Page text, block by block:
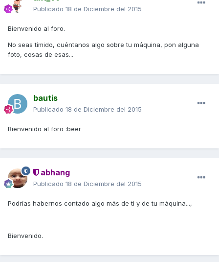
Publicado 18 de Diciembre del 2015
Bienvenido al foro.
No seas tímido, cuéntanos algo sobre tu máquina, pon alguna
foto, cosas de esas...
bautis
Publicado 18 de Diciembre del 2015
Bienvenido al foro :beer
abhang
Publicado 18 de Diciembre del 2015
Podrías habernos contado algo más de ti y de tu máquina...,
Bienvenido.